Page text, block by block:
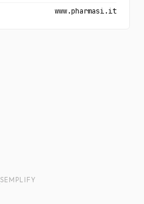
www.pharmasi.it
SEMPLIFY